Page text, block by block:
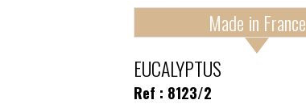
Made in France
EUCALYPTUS
Ref : 8123/2